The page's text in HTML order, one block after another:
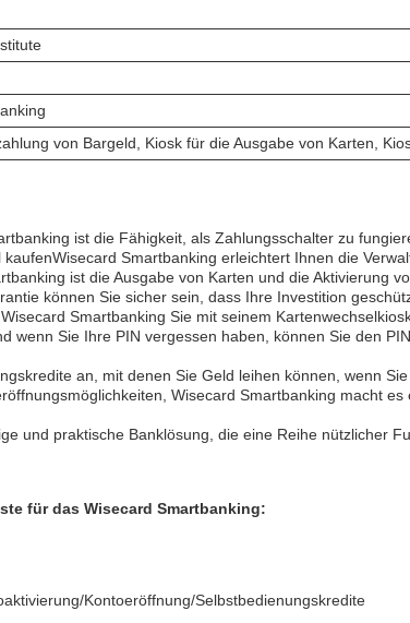
von Bargeld, Kiosk für die Ausgabe von Karten,
ist die Fähigkeit, als Zahlungsschalter zu
Smartbanking erleichtert Ihnen die
ist die Ausgabe von Karten und die Aktivierung
können Sie sicher sein, dass Ihre Investition
Smartbanking Sie mit seinem
wenn Sie Ihre PIN vergessen haben, können Sie den
an, mit denen Sie Geld leihen können, wenn
Wisecard Smartbanking macht
und praktische Banklösung, die eine Reihe nützlicher
für das Wisecard Smartbanking:
Kontoeröffnung/Selbstbedienungskredite